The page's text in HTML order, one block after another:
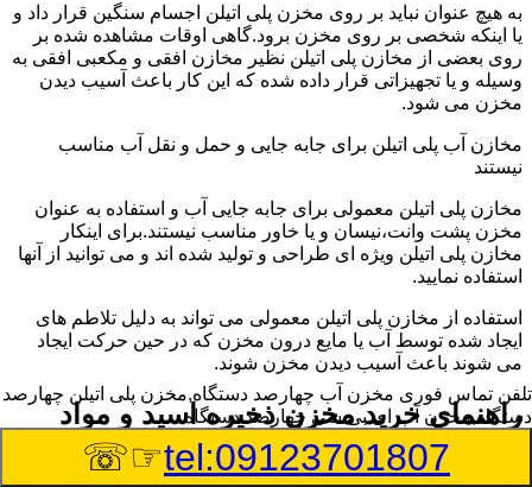
به هیچ عنوان نباید بر روی مخزن پلی اتیلن اجسام سنگین قرار داد و
یا اینکه شخصی بر روی مخزن برود.گاهی اوقات مشاهده شده بر
روی بعضی از مخازن پلی اتیلن نظیر مخازن افقی و مکعبی افقی به
وسیله و یا تجهیزاتی قرار داده شده که این کار باعث آسیب دیدن
مخزن می شود.
مخازن آب پلی اتیلن برای جابه جایی و حمل و نقل آب مناسب
نیستند
مخازن پلی اتیلن معمولی برای جابه جایی آب و استفاده به عنوان
مخزن پشت وانت،نیسان و یا خاور مناسب نیستند.برای اینکار
مخازن پلی اتیلن ویژه ای طراحی و تولید شده اند و می توانید از آنها
استفاده نمایید.
استفاده از مخازن پلی اتیلن معمولی می تواند به دلیل تلاطم های
ایجاد شده توسط آب یا مایع درون مخزن که در حین حرکت ایجاد
می شوند باعث آسیب دیدن مخزن شوند.
راهنمای خرید مخزن ذخیره اسید و مواد
شیمیایی خورنده در چهارصد دستگاه
تلفن تماس فوری مخزن آب چهارصد دستگاه,مخزن پلی اتیلن چهارصد
دستگاه,مخزن آب ای بی سی چهارصد دستگاه
tel:09123701807
☞☏